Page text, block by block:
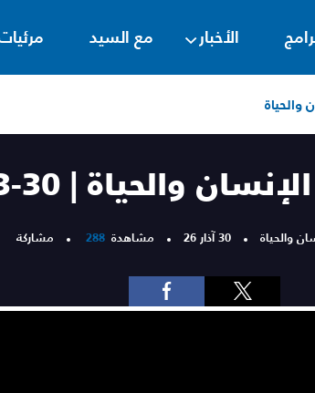
الأخبار مع السيد
والحياة | 30-3-2026
والحياة 30 آذار 26 مشاهدة 288 مشاركة